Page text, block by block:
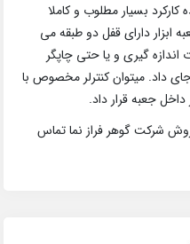
بسیار مطلوب و کاملا
ابزار دارای قفل دو طبقه می
اندازه گیری و یا حتی چاپگر
داد. میتوان کنترلر مخصوص با
جعبه قرار داد.
شرکت گوهر فراز نما تماس